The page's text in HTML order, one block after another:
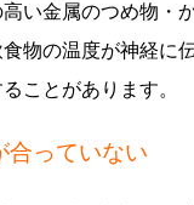
い金属のつめ物・
物の温度が神経に
ことがあります。
っていない